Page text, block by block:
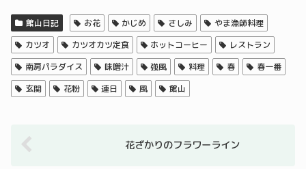
館山日記 お花 かじめ さしみ
やま漁師料理
カツオ
カツオカツ定食 ホットコーヒー
レストラン
南房パラダイス
味噌汁 強風 料理 春
春一番
玄関
花粉 連日 風 館山
花ざかりのフラワーライン